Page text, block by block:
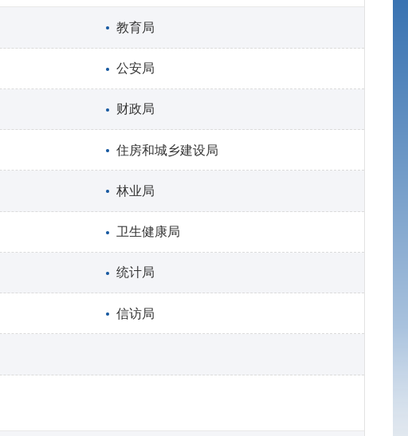
教育局
公安局
财政局
住房和城乡建设局
林业局
卫生健康局
统计局
信访局